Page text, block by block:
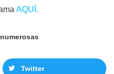
AQUÍ.
Twitter